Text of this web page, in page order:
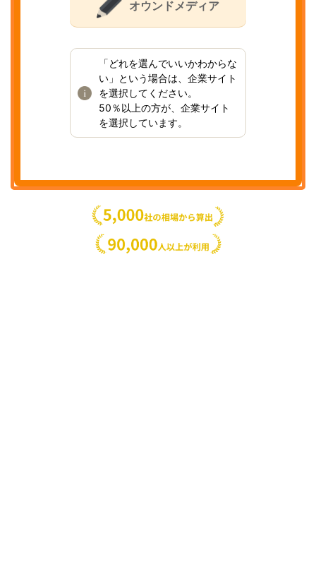
オウンドメディア
「どれを選んでいいかわからな
い」という場合は、企業サイト
を選択してください。
50％以上の方が、企業サイト
を選択しています。